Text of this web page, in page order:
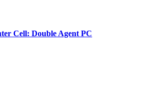
Cell: Double Agent PC